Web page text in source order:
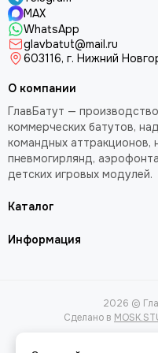
техническая
Особенности
устойчивость к
эксплуатация при
мобильная
быстрая установка —
компактная
возможность
возможность
Где применяется
MAX
WhatsApp
glavbatut@mail.ru
603116, г. Нижний
Каталог
Информация
О компании
ГлавБатут —
коммерческих батутов,
командных аттракционов,
пневмогирлянд,
детских игровых модулей.
2026 ©
Сделано в